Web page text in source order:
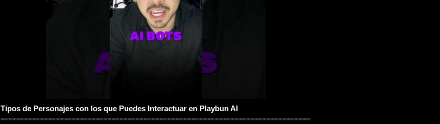
Tipos de Personajes con los que Puedes Interactuar en Playbun AI